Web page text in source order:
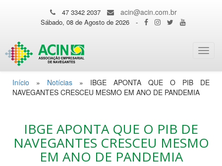
47 3342 2037 acin@acin.com.br
Sábado, 08 de Agosto de 2026 -
Início » Notícias » IBGE APONTA QUE O PIB DE
NAVEGANTES CRESCEU MESMO EM ANO DE PANDEMIA
IBGE APONTA QUE O PIB DE
NAVEGANTES CRESCEU MESMO
EM ANO DE PANDEMIA